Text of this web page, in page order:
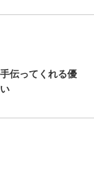
伝ってくれる優